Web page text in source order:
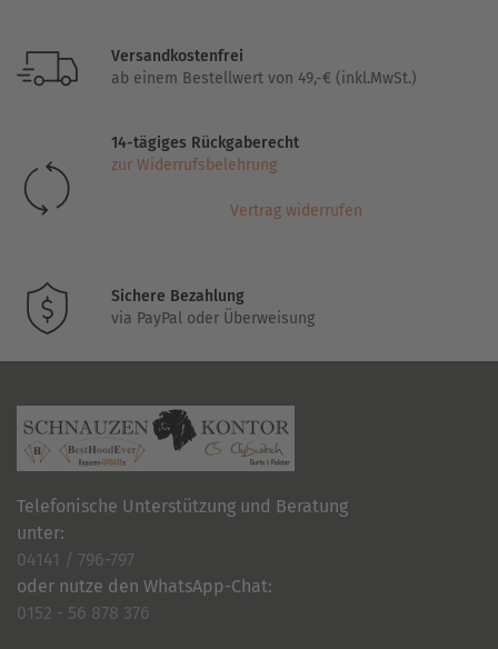
auf.
können
auf
Versandkostenfrei
ab einem Bestellwert von 49,-€ (inkl.MwSt.)
14-tägiges Rückgaberecht
zur Widerrufsbelehrung
Vertrag widerrufen
Sichere Bezahlung
via PayPal oder Überweisung
Telefonische Unterstützung und Beratung
unter:
04141 / 796-797
oder nutze den WhatsApp-Chat:
0152 - 56 878 376